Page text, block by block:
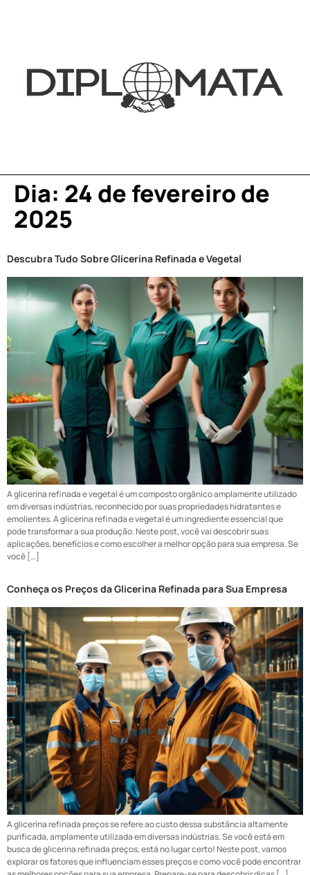
Dia: 24 de fevereiro de
2025
Descubra Tudo Sobre Glicerina Refinada e Vegetal
A glicerina refinada e vegetal é um composto orgânico amplamente utilizado
em diversas indústrias, reconhecido por suas propriedades hidratantes e
emolientes. A glicerina refinada e vegetal é um ingrediente essencial que
pode transformar a sua produção. Neste post, você vai descobrir suas
aplicações, benefícios e como escolher a melhor opção para sua empresa. Se
você […]
Conheça os Preços da Glicerina Refinada para Sua Empresa
A glicerina refinada preços se refere ao custo dessa substância altamente
purificada, amplamente utilizada em diversas indústrias. Se você está em
busca de glicerina refinada preços, está no lugar certo! Neste post, vamos
explorar os fatores que influenciam esses preços e como você pode encontrar